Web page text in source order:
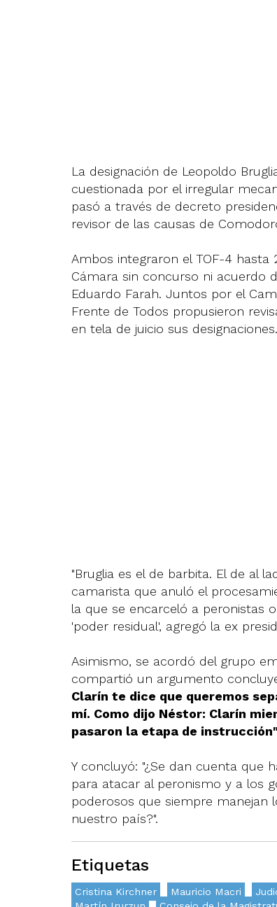
La designación de Leopoldo
cuestionada por el irregular
pasó a través de decreto
revisor de las causas de
Ambos integraron el TOF-4 hasta
Cámara sin concurso ni acuerdo
Eduardo Farah. Juntos por el
Frente de Todos propusieron
en tela de juicio sus designaciones.
"Bruglia es el de barbita. El de al
camarista que anuló el
la que se encarceló a peronistas
'poder residual', agregó la ex
Asimismo, se acordó del grupo
compartió un argumento
Clarín te dice que queremos
mí. Como dijo Néstor: Clarín
pasaron la etapa de instrucción"
Y concluyó: "¿Se dan cuenta que
para atacar al peronismo y a los
poderosos que siempre manejan
nuestro país?".
Etiquetas
Cristina Kirchner Mauricio Macri